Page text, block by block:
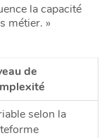
la capacité
métier. »
de
selon la